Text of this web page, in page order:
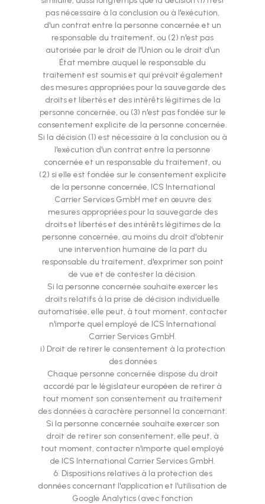
pas nécessaire à la conclusion ou à l'exécution,
d'un contrat entre la personne concernée et un
responsable du traitement, ou (2) n'est pas
autorisée par le droit de l'Union ou le droit d'un
État membre auquel le responsable du
traitement est soumis et qui prévoit également
des mesures appropriées pour la sauvegarde des
droits et libertés et des intérêts légitimes de la
personne concernée, ou (3) n'est pas fondée sur le
consentement explicite de la personne concernée.
Si la décision (1) est nécessaire à la conclusion ou à
l'exécution d'un contrat entre la personne
concernée et un responsable du traitement, ou
(2) si elle est fondée sur le consentement explicite
de la personne concernée, ICS International
Carrier Services GmbH met en œuvre des
mesures appropriées pour la sauvegarde des
droits et libertés et des intérêts légitimes de la
personne concernée, au moins du droit d'obtenir
une intervention humaine de la part du
responsable du traitement, d'exprimer son point
de vue et de contester la décision.
Si la personne concernée souhaite exercer les
droits relatifs à la prise de décision individuelle
automatisée, elle peut, à tout moment, contacter
n'importe quel employé de ICS International
Carrier Services GmbH.
i) Droit de retirer le consentement à la protection
des données
Chaque personne concernée dispose du droit
accordé par le législateur européen de retirer à
tout moment son consentement au traitement
des données à caractère personnel la concernant.
Si la personne concernée souhaite exercer son
droit de retirer son consentement, elle peut, à
tout moment, contacter n'importe quel employé
de ICS International Carrier Services GmbH.
6. Dispositions relatives à la protection des
données concernant l'application et l'utilisation de
Google Analytics (avec fonction